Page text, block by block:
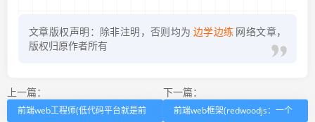
文章版权声明：除非注明，否则均为 边学边练 网络文章，
版权归原作者所有
上一篇：
前端web工程师(低代码平台就是前
下一篇：
前端web框架(redwoodjs：一个